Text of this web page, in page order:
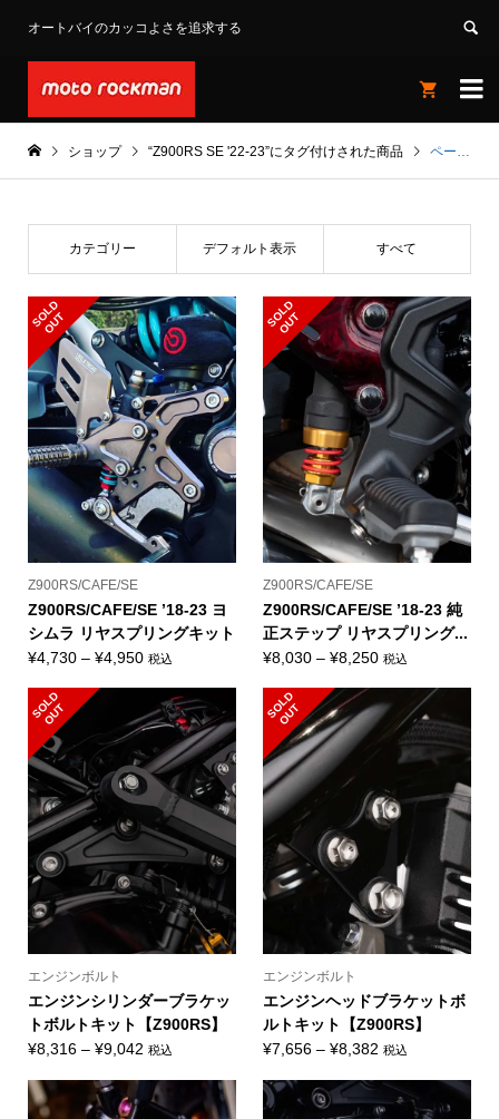
オートバイのカッコよさを追求する


ショップ “Z900RS SE '22-23”にタグ付けされた商品 ページ 2
カテゴリー デフォルト表示 すべて
S
O
L
D
O
U
T
Z900RS/CAFE/SE
Z900RS/CAFE/SE ’18-23 ヨ
シムラ リヤスプリングキット
¥4,730 – ¥4,950価
帯:
¥4,730
–
¥4,950
税込
S
O
L
D
O
U
T
Z900RS/CAFE/SE
Z900RS/CAFE/SE ’18-23 純
正ステップ リヤスプリング...
¥8,030 –¥8,250価
帯:
¥8,030
税込
S
O
L
D
O
U
T
エンジンボルト
エンジンシリンダーブラケッ
トボルトキット【Z900RS】
¥8,316 – ¥9,042価
帯:
税込
S
O
L
D
O
U
T
エンジンボルト
エンジンヘッドブラケットボ
ルトキット【Z900RS】
¥7,656 –¥8,382 価
帯:
税込